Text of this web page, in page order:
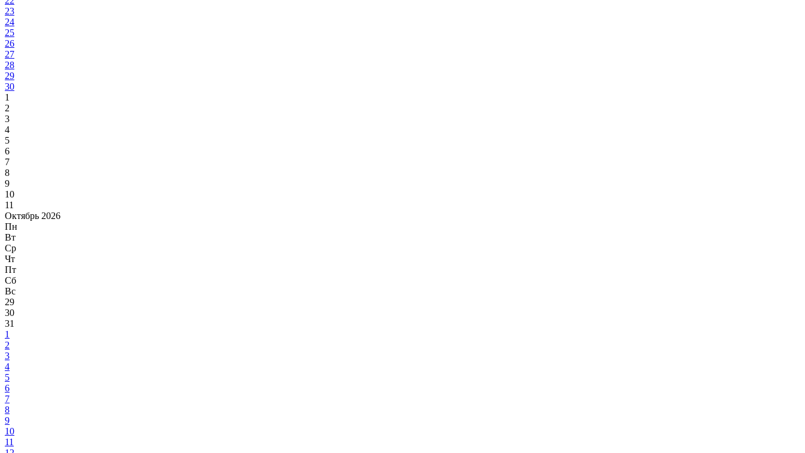
23
24
25
26
27
28
29
30
1
2
3
4
5
6
7
8
9
10
11
Октябрь 2026
Пн
Вт
Ср
Чт
Пт
Сб
Вс
29
30
31
1
2
3
4
5
6
7
8
9
10
11